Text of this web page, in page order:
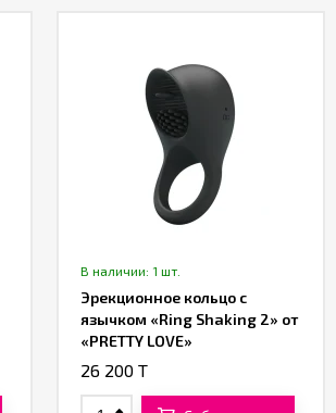
В наличии: 1 шт.
Эрекционное кольцо с
язычком «Ring Shaking 2» от
«PRETTY LOVE»
26 200 T